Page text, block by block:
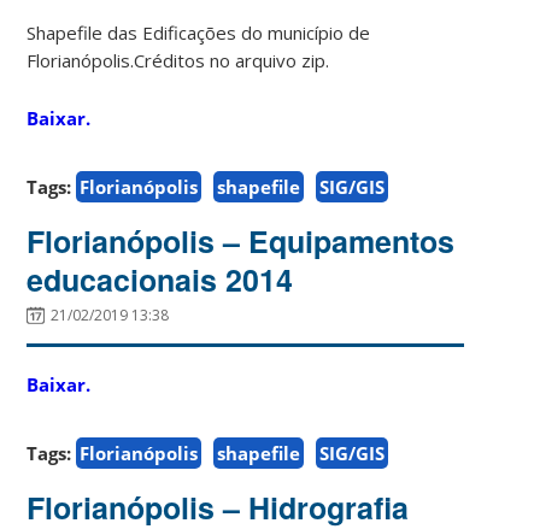
Shapefile das Edificações do município de
Florianópolis.Créditos no arquivo zip.
Baixar.
Tags: Florianópolis shapefile SIG/GIS
Florianópolis – Equipamentos
educacionais 2014
21/02/2019 13:38
Baixar.
Tags: Florianópolis shapefile SIG/GIS
Florianópolis – Hidrografia